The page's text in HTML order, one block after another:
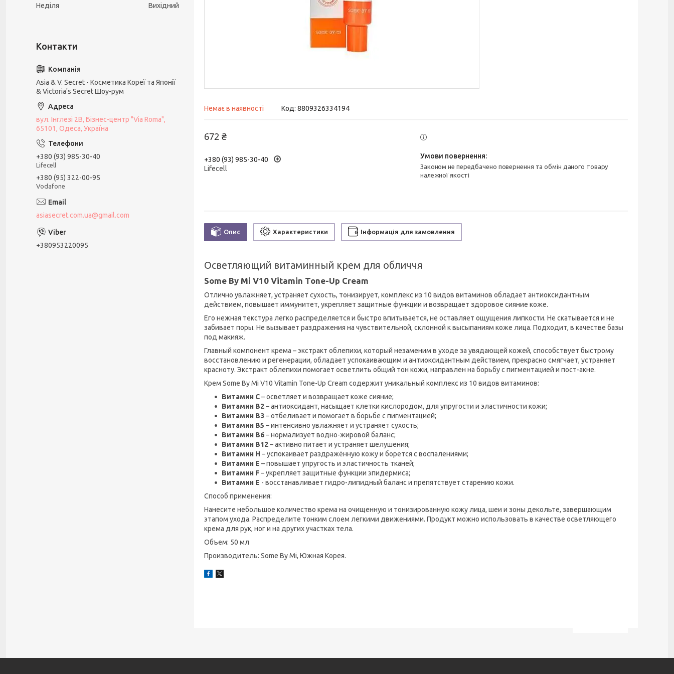
Немає в наявності Код: 8809326334194
672 ₴
+380 (93) 985-30-40
Lifecell
Законом не передбачено повернення та обмін даного товару
належної якості
Опис Характеристики Інформація для замовлення
Осветляющий витаминный крем для обличчя
Some By Mi V10 Vitamin Tone-Up Cream
Отлично увлажняет, устраняет сухость, тонизирует, комплекс из 10 видов витаминов обладает антиоксидантным
действием, повышает иммунитет, укрепляет защитные функции и возвращает здоровое сияние коже.
Его нежная текстура легко распределяется и быстро впитывается, не оставляет ощущения липкости. Не скатывается и не
забивает поры. Не вызывает раздражения на чувствительной, склонной к высыпаниям коже лица. Подходит, в качестве базы
под макияж.
Главный компонент крема – экстракт облепихи, который незаменим в уходе за увядающей кожей, способствует быстрому
восстановлению и регенерации, обладает успокаивающим и антиоксидантным действием, прекрасно смягчает, устраняет
красноту. Экстракт облепихи помогает осветлить общий тон кожи, направлен на борьбу с пигментацией и пост-акне.
Крем Some By Mi V10 Vitamin Tone-Up Cream содержит уникальный комплекс из 10 видов витаминов:
Витамин С– осветляет и возвращает коже сияние;
Витамин В2– антиоксидант, насыщает клетки кислородом, для упругости и эластичности кожи;
Витамин В3 – отбеливает и помогает в борьбе с пигментацией;
Витамин В5 – интенсивно увлажняет и устраняет сухость;
Витамин В6– нормализует водно-жировой баланс;
Витамин В12– активно питает и устраняет шелушения;
Витамин Н – успокаивает раздражённую кожу и борется с воспалениями;
Витамин Е – повышает упругость и эластичность тканей;
Витамин F– укрепляет защитные функции эпидермиса;
Витамин Е - восстанавливает гидро-липидный баланс и препятствует старению кожи.
Способ применения:
Нанесите небольшое количество крема на очищенную и тонизированную кожу лица, шеи и зоны декольте, завершающим
этапом ухода. Распределите тонким слоем легкими движениями. Продукт можно использовать в качестве осветляющего
крема для рук, ног и на других участках тела.
Объем: 50 мл
Производитель: Some By Mi, Южная Корея.
Неділя Вихідний
Asia & V. Secret - Косметика Кореї та Японії
& Victoria's Secret Шоу-рум
вул. Інглезі 2В, Бізнес-центр "Via Roma",
65101, Одеса, Україна
+380 (93) 985-30-40
Lifecell
+380 (95) 322-00-95
Vodafone
asiasecret.com.ua@gmail.com
+380953220095